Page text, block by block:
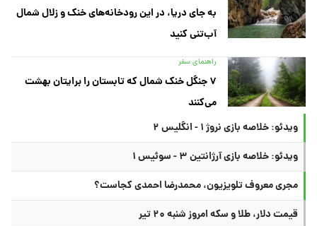
به جای دریا، در این رودخانه‌های خنک و زلال شمال
آب‌تنی کنید
راهنمای سفر
۷ جنگل خنک شمال که تابستان را برایتان بهشت
می‌کنند
ویدئو: خلاصه بازی نروژ ۱ - انگلیس ۲
ویدئو: خلاصه بازی آرژانتین ۳ - سوئیس ۱
مجری معروف تلویزیون، محمدرضا احمدی کجاست؟
قیمت دلار، طلا و سکه امروز شنبه ۲۰ تیر